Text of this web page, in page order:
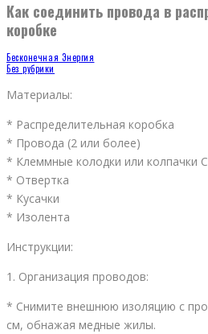
Как соединить провода в
коробке
Бесконечная Энергия
Без рубрики
Материалы:
* Распределительная коробка
* Провода (2 или более)
* Клеммные колодки или колпачки
* Отвертка
* Кусачки
* Изолента
Инструкции:
1. Организация проводов:
* Снимите внешнюю изоляцию с
см, обнажая медные жилы.